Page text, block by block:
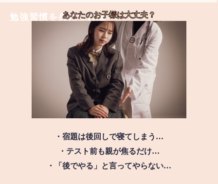
勉強習慣を身につける
あなたのお子様は大丈夫？
・宿題は後回しで寝てしまう…
・テスト前も親が焦るだけ…
・「後でやる」と言ってやらない…